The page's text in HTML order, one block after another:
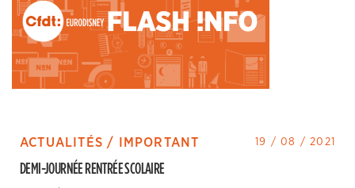
ACTUALITÉS / IMPORTANT 19 / 08 / 2021
DEMI-JOURNÉE RENTRÉE SCOLAIRE